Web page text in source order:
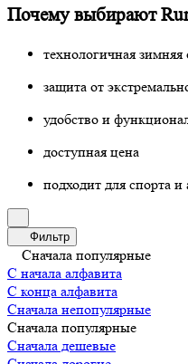
Почему выбирают
технологичная зимняя
защита от
удобство и
доступная цена
подходит для спорта
Фильтр
Сначала популярные
С начала алфавита
С конца алфавита
Сначала непопулярные
Сначала популярные
Сначала дешевые